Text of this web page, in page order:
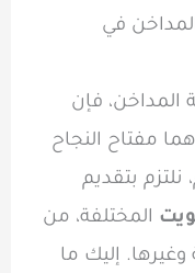
في
المداخن، فإن
مفتاح النجاح
بتقديم
المختلفة، من
وغيرها. إليك ما